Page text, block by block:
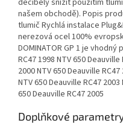
decibely snížit použitím
našem obchodě). Popis
tlumič Rychlá instalace
nerezová ocel 100%
DOMINATOR GP 1 je
RC47 1998 NTV 650
2000 NTV 650 Deauville
NTV 650 Deauville RC47
650 Deauville RC47 2005
Doplňkové